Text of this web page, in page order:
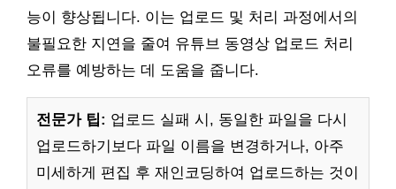
능이 향상됩니다. 이는 업로드 및 처리 과정에서의
불필요한 지연을 줄여 유튜브 동영상 업로드 처리
오류를 예방하는 데 도움을 줍니다.
전문가 팁: 업로드 실패 시, 동일한 파일을 다시
업로드하기보다 파일 이름을 변경하거나, 아주
미세하게 편집 후 재인코딩하여 업로드하는 것이